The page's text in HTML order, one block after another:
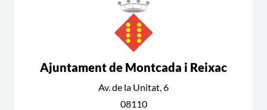
Ajuntament de Montcada i Reixac
Av. de la Unitat, 6
08110